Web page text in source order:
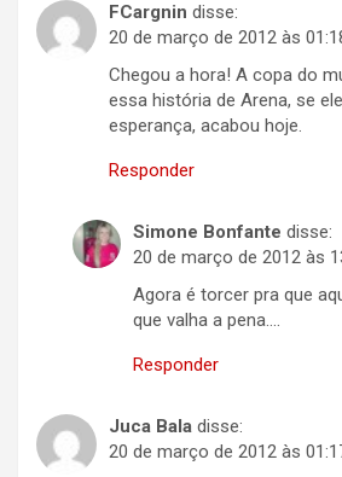
FCargnin disse:
20 de março de 2012 às
Chegou a hora! A copa do
essa história de Arena, se
esperança, acabou hoje.
Responder
Simone Bonfante disse:
20 de março de 2012 às
Agora é torcer pra que
que valha a pena….
Responder
Juca Bala disse:
20 de março de 2012 às